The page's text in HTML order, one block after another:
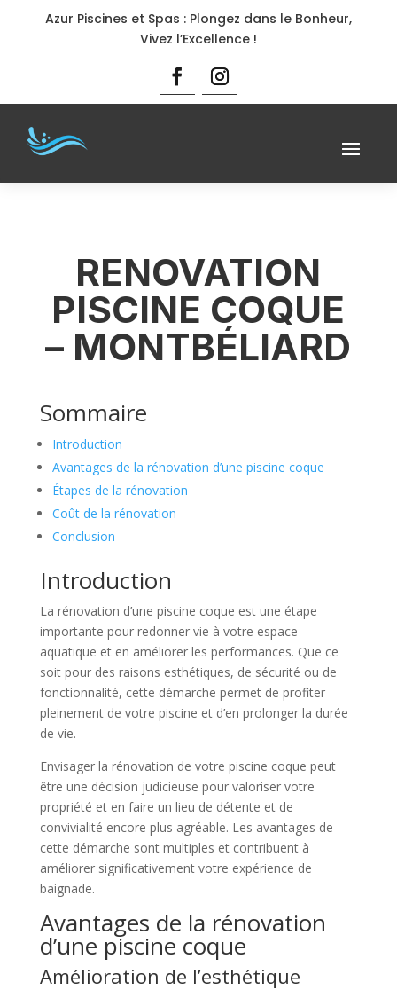
Azur Piscines et Spas : Plongez dans le Bonheur,
Vivez l’Excellence !
RENOVATION
PISCINE COQUE
– MONTBÉLIARD
Sommaire
Introduction
Avantages de la rénovation d’une piscine coque
Étapes de la rénovation
Coût de la rénovation
Conclusion
Introduction
La rénovation d’une piscine coque est une étape
importante pour redonner vie à votre espace
aquatique et en améliorer les performances. Que ce
soit pour des raisons esthétiques, de sécurité ou de
fonctionnalité, cette démarche permet de profiter
pleinement de votre piscine et d’en prolonger la durée
de vie.
Envisager la rénovation de votre piscine coque peut
être une décision judicieuse pour valoriser votre
propriété et en faire un lieu de détente et de
convivialité encore plus agréable. Les avantages de
cette démarche sont multiples et contribuent à
améliorer significativement votre expérience de
baignade.
Avantages de la rénovation
d’une piscine coque
Amélioration de l’esthétique